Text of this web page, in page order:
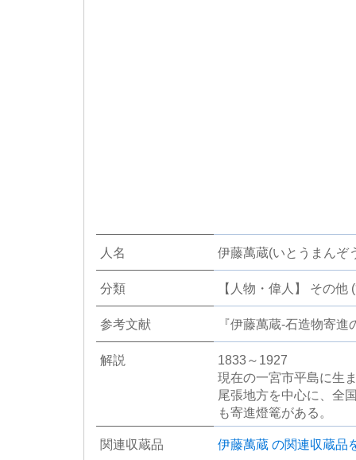
人名 伊藤萬蔵(いとうまんぞ
分類 【人物・偉人】 その他
参考文献 『伊藤萬蔵-石造物寄進
解説
1833～1927
現在の一宮市平島に生
尾張地方を中心に、全
も寄進燈篭がある。
関連収蔵品 伊藤萬蔵 の関連収蔵品